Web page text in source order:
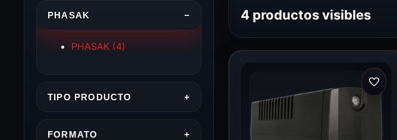
PHASAK −
PHASAK (4)
TIPO PRODUCTO +
FORMATO +
4 productos visibles